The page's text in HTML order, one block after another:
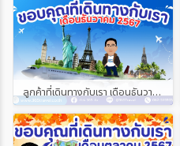
ลูกค้าที่เดินทางกับเรา เดือนธันวาคม 2567